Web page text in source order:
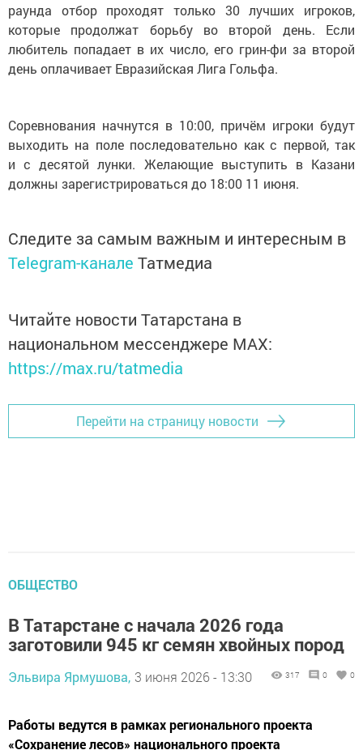
раунда отбор проходят только 30 лучших игроков,
которые продолжат борьбу во второй день. Если
любитель попадает в их число, его грин-фи за второй
день оплачивает Евразийская Лига Гольфа.
Соревнования начнутся в 10:00, причём игроки будут
выходить на поле последовательно как с первой, так
и с десятой лунки. Желающие выступить в Казани
должны зарегистрироваться до 18:00 11 июня.
Следите за самым важным и интересным в
Telegram-канале Татмедиа
Читайте новости Татарстана в
национальном мессенджере MАХ:
https://max.ru/tatmedia
Перейти на страницу новости
ОБЩЕСТВО
В Татарстане с начала 2026 года
заготовили 945 кг семян хвойных пород
Эльвира Ярмушова, 3 июня 2026 - 13:30 317 0 0
Работы ведутся в рамках регионального проекта
«Сохранение лесов» национального проекта